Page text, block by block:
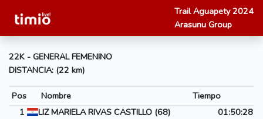
Trail Aguapety 2024
Arasunu Group
22K - GENERAL FEMENINO
DISTANCIA: (22 km)
Pos Nombre
Tiempo
1
LIZ MARIELA RIVAS CASTILLO (68)
01:50:28